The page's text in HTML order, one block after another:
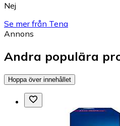
Nej
Se mer från Tena
Annons
Andra populära
Hoppa över innehållet